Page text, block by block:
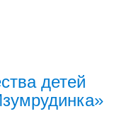
детей